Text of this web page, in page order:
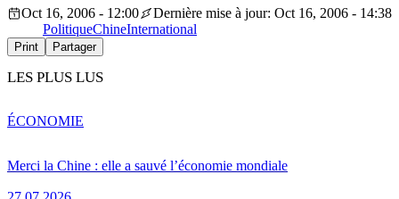
Oct 16, 2006 - 12:00
Dernière mise à jour: Oct 16, 2006 - 14:38
PolitiqueChineInternational
Print Partager
LES PLUS LUS
Merci la Chine : elle a sauvé l’économie mondiale
ÉCONOMIE